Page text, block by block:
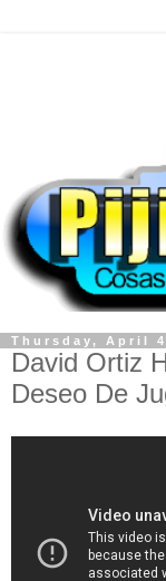
Thursday, April 4
David Ortiz
Deseo De